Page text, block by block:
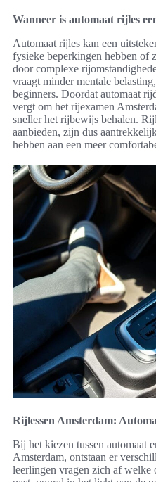
Wanneer is automaat rijles
Automaat rijles kan een
fysieke beperkingen hebben of
door complexe
vraagt minder mentale
beginners. Doordat automaat
vergt om het rijexamen
sneller het rijbewijs behalen.
aanbieden, zijn dus
hebben aan een meer
Rijlessen Amsterdam:
Bij het kiezen tussen automaat
Amsterdam, ontstaan er
leerlingen vragen zich af welke